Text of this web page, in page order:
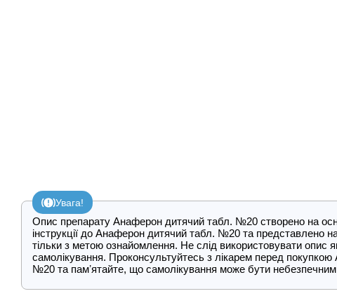
Увага!
Опис препарату Анаферон дитячий табл. №20 створено на
інструкції до Анаферон дитячий табл. №20 та представлено
тільки з метою ознайомлення. Не слід використовувати опис
самолікування. Проконсультуйтесь з лікарем перед
№20 та памʼятайте, що самолікування може бути